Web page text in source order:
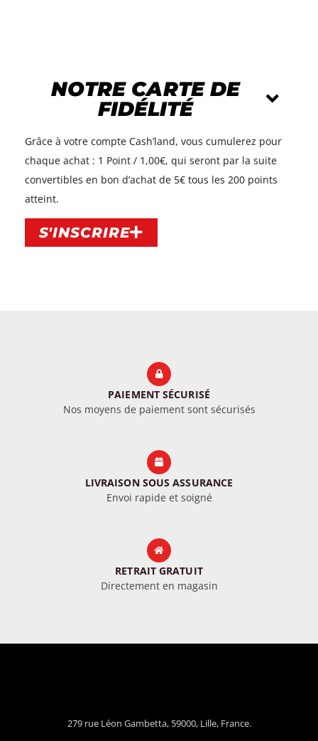
NOTRE CARTE DE
FIDÉLITÉ
Grâce à votre compte Cash’land, vous cumulerez pour
chaque achat : 1 Point / 1,00€, qui seront par la suite
convertibles en bon d’achat de 5€ tous les 200 points
atteint.​
S'INSCRIRE
PAIEMENT SÉCURISÉ
Nos moyens de paiement sont sécurisés
LIVRAISON SOUS ASSURANCE
Envoi rapide et soigné
RETRAIT GRATUIT
Directement en magasin
279 rue Léon Gambetta, 59000, Lille, France.